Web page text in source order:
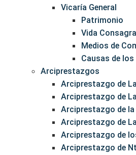
Vicaría General
Patrimonio
Vida
Medios de
Causas de
Arciprestazgos
Arciprestazgo de
Arciprestazgo de
Arciprestazgo de la
Arciprestazgo de
Arciprestazgo de
Arciprestazgo de